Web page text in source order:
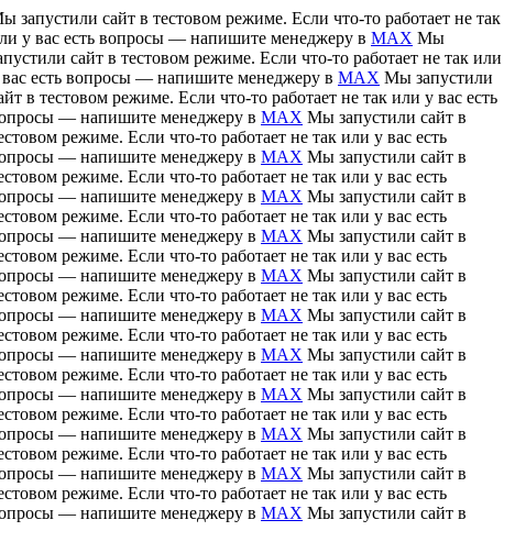
запустили сайт в тестовом режиме. Если что-то работает не так
у вас есть вопросы — напишите менеджеру в MAX Мы
сайт в тестовом режиме. Если что-то работает не так или
есть вопросы — напишите менеджеру в MAX Мы запустили
в тестовом режиме. Если что-то работает не так или у вас есть
— напишите менеджеру в MAX Мы запустили сайт в
режиме. Если что-то работает не так или у вас есть
— напишите менеджеру в MAX Мы запустили сайт в
режиме. Если что-то работает не так или у вас есть
— напишите менеджеру в MAX Мы запустили сайт в
режиме. Если что-то работает не так или у вас есть
— напишите менеджеру в MAX Мы запустили сайт в
режиме. Если что-то работает не так или у вас есть
— напишите менеджеру в MAX Мы запустили сайт в
режиме. Если что-то работает не так или у вас есть
— напишите менеджеру в MAX Мы запустили сайт в
режиме. Если что-то работает не так или у вас есть
— напишите менеджеру в MAX Мы запустили сайт в
режиме. Если что-то работает не так или у вас есть
— напишите менеджеру в MAX Мы запустили сайт в
режиме. Если что-то работает не так или у вас есть
— напишите менеджеру в MAX Мы запустили сайт в
режиме. Если что-то работает не так или у вас есть
— напишите менеджеру в MAX Мы запустили сайт в
режиме. Если что-то работает не так или у вас есть
— напишите менеджеру в MAX Мы запустили сайт в